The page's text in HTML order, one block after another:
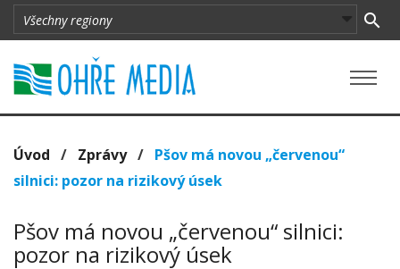
Úvod / Zprávy/ Pšov má novou „červenou“
silnici: pozor na rizikový úsek
Pšov má novou „červenou“ silnici:
pozor na rizikový úsek